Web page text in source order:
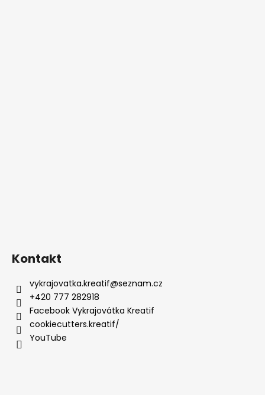
Kontakt
vykrajovatka.kreatif@seznam.cz
+420 777 282918
Facebook Vykrajovátka Kreatif
cookiecutters.kreatif/
YouTube